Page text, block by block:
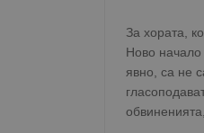
За хората,
Ново начало
явно, са не